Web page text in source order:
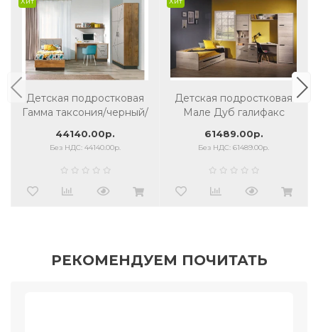
Детская подростковая
Гамма таксония/черный/
44140.00р.
Без НДС: 44140.00р.
Детская подростковая
Мале Дуб галифакс
61489.00р.
Без НДС: 61489.00р.
РЕКОМЕНДУЕМ ПОЧИТАТЬ